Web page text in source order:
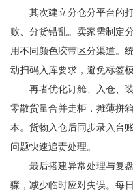
其次建立分仓分平台的打
败、分货错乱。卖家需制定
用不同颜色胶带区分渠道。
动扫码入库要求，避免标签
再者优化订舱、入仓、装
零散货量合并走柜，摊薄拼
本。货物入仓后同步录入台
问题快速追责处理。
最后搭建异常处理与复盘
骤，减少临时应对失误。每